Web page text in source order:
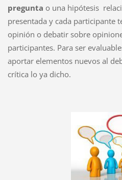
pregunta o una hipótesis
presentada y cada participante
opinión o debatir sobre
participantes. Para ser
aportar elementos nuevos al
crítica lo ya dicho.